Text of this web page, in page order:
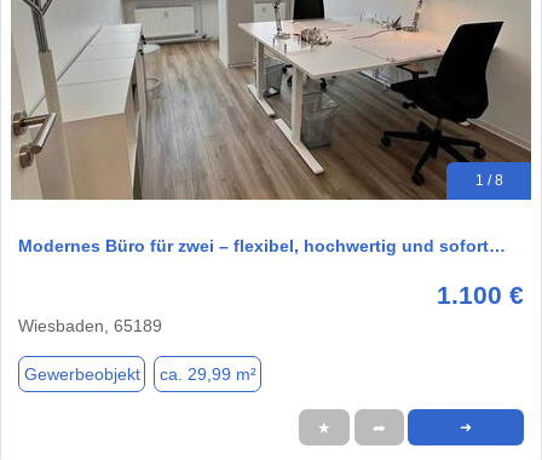
1 / 8
Modernes Büro für zwei – flexibel, hochwertig und sofort…
1.100 €
Wiesbaden, 65189
Gewerbeobjekt ca. 29,99 m²
★ ➦ ➜